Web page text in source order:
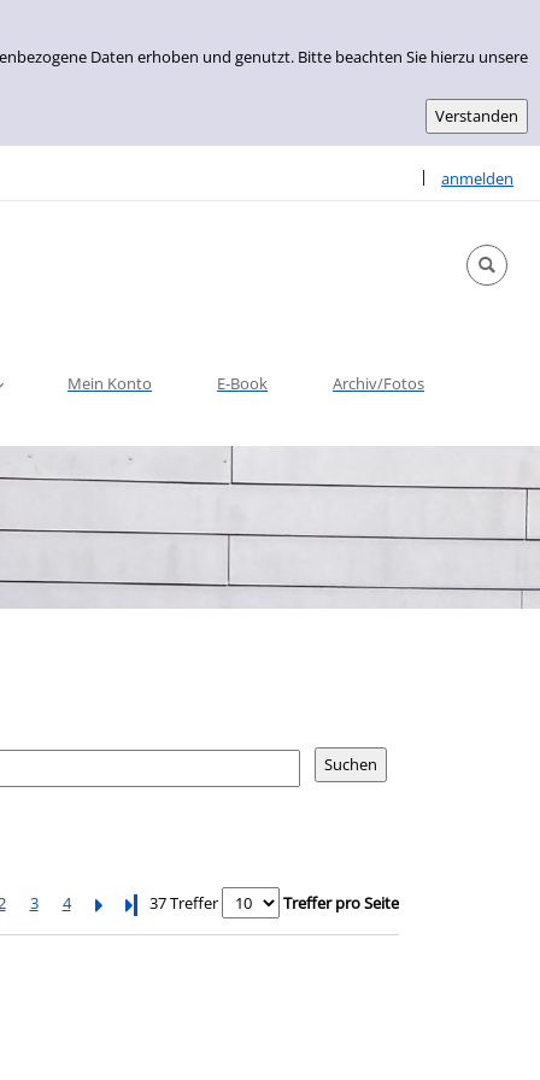
Daten erhoben und genutzt. Bitte beachten Sie hierzu unsere
| anmelden
Sprache
Mein Konto E-Book Archiv/Fotos
3 4 Letzte Seite
37 Treffer Treffer pro Seite